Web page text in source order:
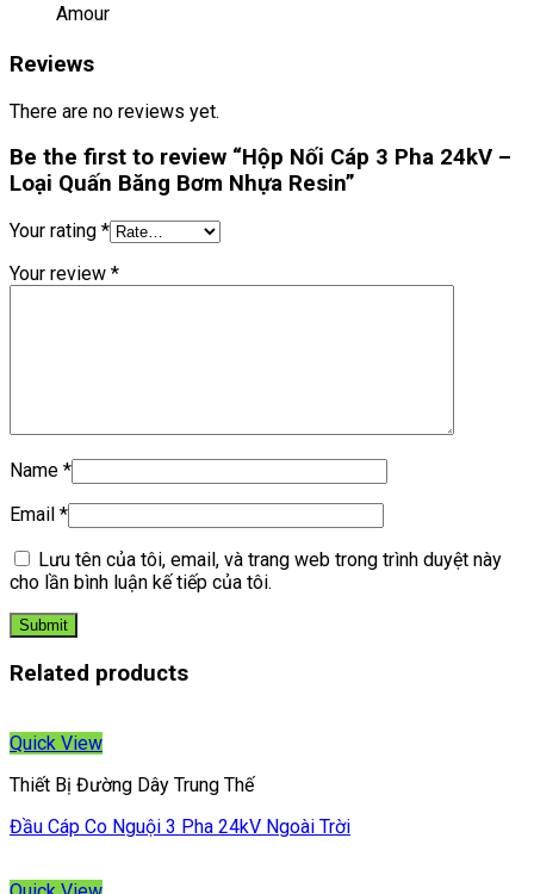
Amour
Reviews
There are no reviews yet.
Be the first to review “Hộp Nối Cáp 3 Pha 24kV –
Loại Quấn Băng Bơm Nhựa Resin”
Your rating *
Your review *
Name *
Email *
Lưu tên của tôi, email, và trang web trong trình duyệt này
cho lần bình luận kế tiếp của tôi.
Related products
Quick View
Thiết Bị Đường Dây Trung Thế
Đầu Cáp Co Nguội 3 Pha 24kV Ngoài Trời